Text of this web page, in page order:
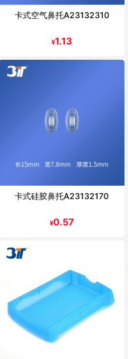
卡式空气鼻托A23132310
¥1.13
卡式硅胶鼻托A23132170
¥0.57